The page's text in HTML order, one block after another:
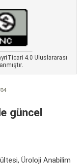
4.0 Uluslararası
güncel
Üroloji Anabilim